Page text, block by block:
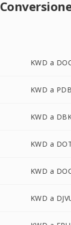
KWD a
KWD a PDB
KWD a
KWD a
KWD a
KWD a